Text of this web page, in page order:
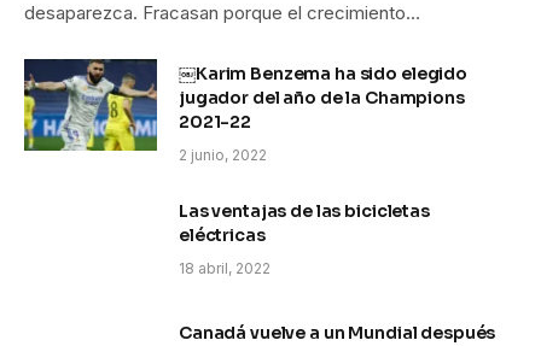
desaparezca. Fracasan porque el crecimiento…
￼Karim Benzema ha sido elegido
jugador del año de la Champions
2021-22
2 junio, 2022
Las ventajas de las bicicletas
eléctricas
18 abril, 2022
Canadá vuelve a un Mundial después